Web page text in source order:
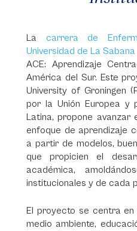
La carrera de
Universidad de La Sabana
ACE: Aprendizaje
América del Sur. Este
University of Groningen
por la Unión Europea y
Latina, propone avanzar
enfoque de aprendizaje
a partir de modelos,
que propicien el
académica,
institucionales y de cada
El proyecto se centra
medio ambiente,